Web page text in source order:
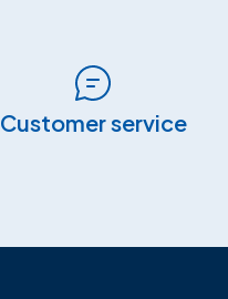
Customer service